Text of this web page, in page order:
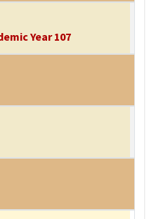
Year 107